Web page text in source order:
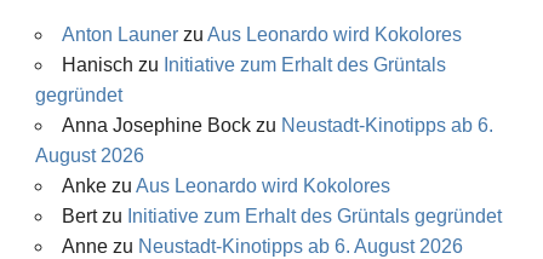
Anton Launerzu Aus Leonardo wird Kokolores
Hanisch zu Initiative zum Erhalt des Grüntals
gegründet
Anna Josephine Bockzu Neustadt-Kinotipps ab 6.
August 2026
Ankezu Aus Leonardo wird Kokolores
Bertzu Initiative zum Erhalt des Grüntals gegründet
Annezu Neustadt-Kinotipps ab 6. August 2026